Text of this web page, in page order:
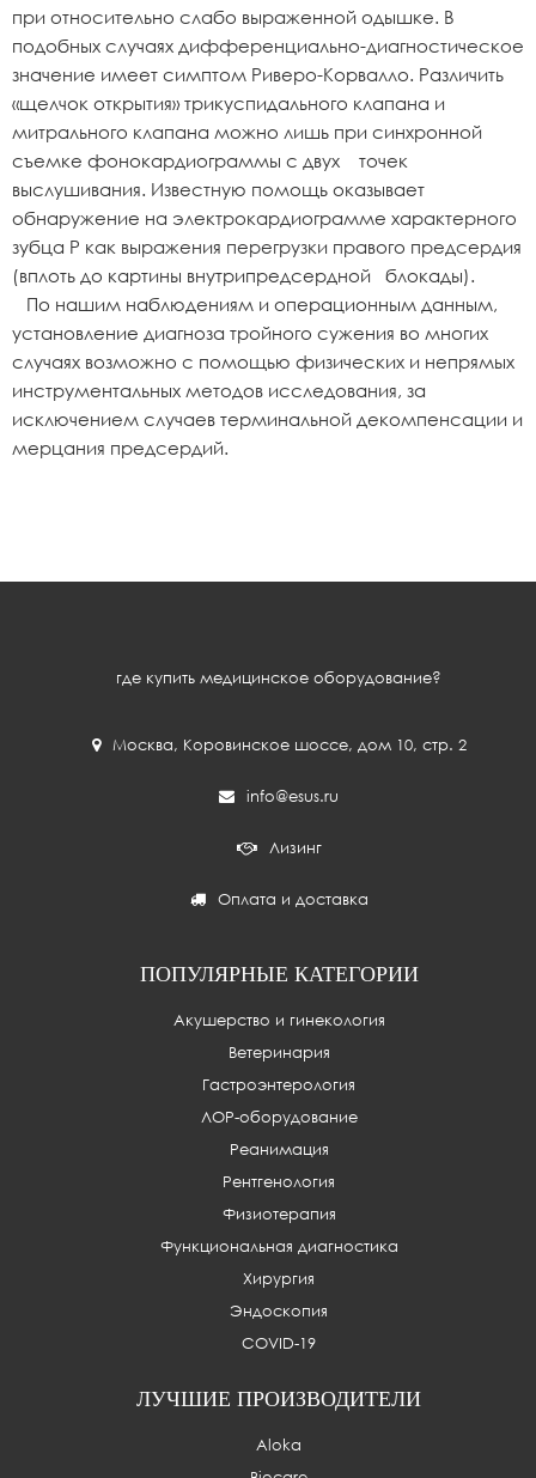
при относительно слабо выраженной одышке. В
подобных случаях дифференциально-диагностическое
значение имеет симптом Риверо-Корвалло. Различить
«щелчок открытия» трикуспидального клапана и
митрального клапана можно лишь при синхронной
съемке фонокардиограммы с двух точек
выслушивания. Известную помощь оказывает
обнаружение на электрокардиограмме характерного
зубца Р как выражения перегрузки правого предсердия
(вплоть до картины внутрипредсердной блокады).
По нашим наблюдениям и операционным данным,
установление диагноза тройного сужения во многих
случаях возможно с помощью физических и непрямых
инструментальных методов исследования, за
исключением случаев терминальной декомпенсации и
мерцания предсердий.
где купить медицинское оборудование?
Москва, Коровинское шоссе, дом 10, стр. 2
info@esus.ru
Лизинг
Оплата и доставка
ПОПУЛЯРНЫЕ КАТЕГОРИИ
Акушерство и гинекология
Ветеринария
Гастроэнтерология
ЛОР-оборудование
Реанимация
Рентгенология
Физиотерапия
Функциональная диагностика
Хирургия
Эндоскопия
COVID-19
ЛУЧШИЕ ПРОИЗВОДИТЕЛИ
Aloka